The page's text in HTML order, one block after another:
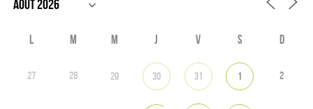
L M M J V S D
27 28 29 30 31 1 2